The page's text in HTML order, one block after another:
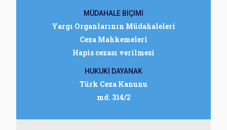
MÜDAHALE BİÇİMİ
Yargı Organlarının Müdahaleleri
Ceza Mahkemeleri
Hapis cezası verilmesi
HUKUKİ DAYANAK
Türk Ceza Kanunu
md. 314/2